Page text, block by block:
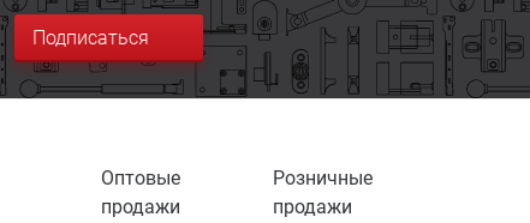
Подписаться
Оптовые
продажи
Розничные
продажи